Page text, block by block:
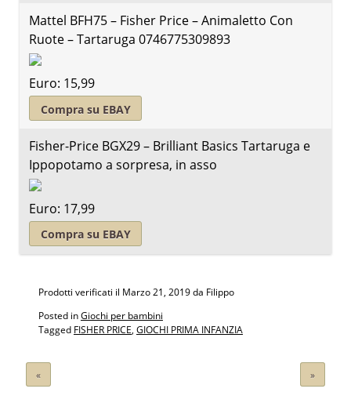
Mattel BFH75 – Fisher Price – Animaletto Con
Ruote – Tartaruga 0746775309893
Euro: 15,99
Compra su EBAY
Fisher-Price BGX29 – Brilliant Basics Tartaruga e
Ippopotamo a sorpresa, in asso
Euro: 17,99
Compra su EBAY
Prodotti verificati il Marzo 21, 2019da Filippo
Posted inGiochi per bambini
Tagged FISHER PRICE, GIOCHI PRIMA INFANZIA
Navigazione
« »